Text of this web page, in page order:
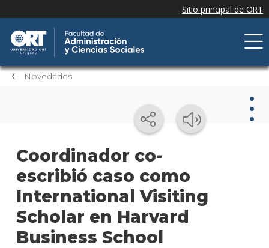
Novedades
Coordinador co-
escribió caso como
International Visiting
Scholar en Harvard
Business School